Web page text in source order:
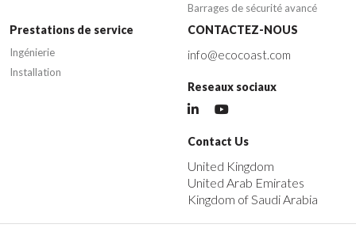
Barrages de sécurité avancé
Prestations de service
Ingénierie
Installation
CONTACTEZ-NOUS
info@ecocoast.com
Reseaux sociaux
Contact Us
United Kingdom
United Arab Emirates
Kingdom of Saudi Arabia